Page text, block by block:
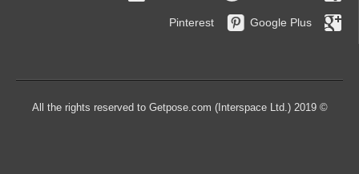
Google Plus
Pinterest
© 2019 All the rights reserved to Getpose.com (Interspace Ltd.)